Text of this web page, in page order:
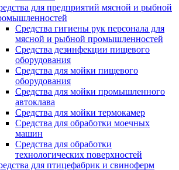
для предприятий мясной и рыбной
Средства гигиены рук персонала для
мясной и рыбной промышленностей
Средства дезинфекции пищевого
оборудования
Средства для мойки пищевого
оборудования
Средства для мойки промышленного
автоклава
Средства для мойки термокамер
Средства для обработки моечных
машин
Средства для обработки
технологических поверхностей
для птицефабрик и свиноферм